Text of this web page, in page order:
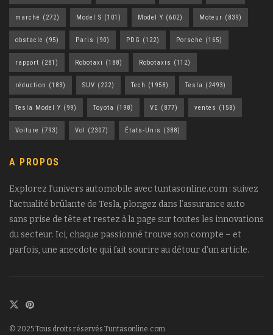
marché (272) Model S (101) Model Y (602) Moteur (839)
obstacle (95) Paris (90) PDG (122) Porsche (165)
rapport (281) Robotaxi (188) Robotaxis (112)
réduction (183) SUV (222) Tech (1958) Tesla (2493)
Tesla Model Y (99) Toyota (198) VE (877) ventes (158)
Voiture (793) Vol (2307) États-Unis (388)
A PROPOS
Explorez l’univers automobile avec tuntasonline.com : suivez
l’actualité brûlante de Tesla, plongez dans l’assurance auto
sans prise de tête et restez à la page sur toutes les innovations
du secteur. Ici, chaque passionné trouve son compte – et
parfois, une anecdote qui fait sourire au détour d’un article.
© 2025 Tous droits réservés Tuntasonline.com